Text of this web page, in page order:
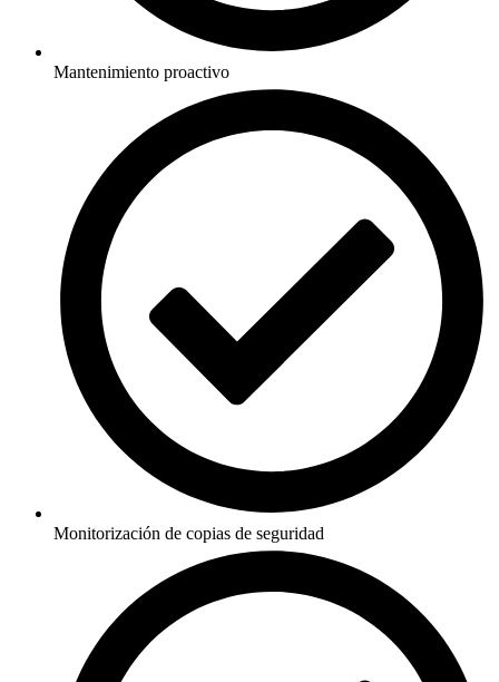
Mantenimiento proactivo
Monitorización de copias de seguridad